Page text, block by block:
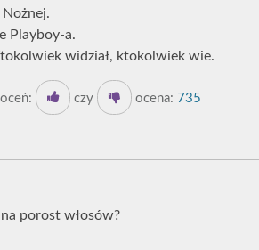
Nożnej.
Playboy-a.
widział, ktokolwiek wie.
oceń: czy ocena: 735
porost włosów?